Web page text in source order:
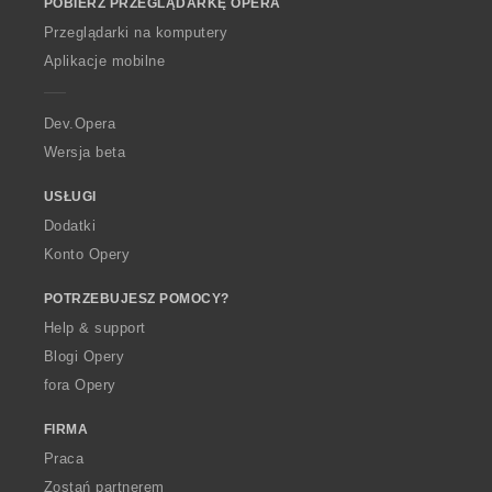
w
O
p
a
Przeglądarki na komputery
Aplikacje mobilne
Dev.Opera
Wersja beta
USŁUGI
Dodatki
Konto Opery
POTRZEBUJESZ POMOCY?
Help & support
Blogi Opery
fora Opery
FIRMA
Praca
Zostań partnerem